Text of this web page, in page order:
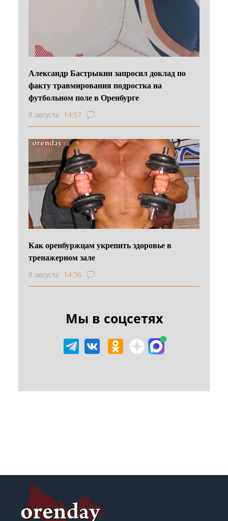
Александр Бастрыкин запросил доклад по
факту травмирования подростка на
футбольном поле в Оренбурге
8 августа 14:57
Как оренбуржцам укрепить здоровье в
тренажерном зале
8 августа 14:36
Мы в соцсетях